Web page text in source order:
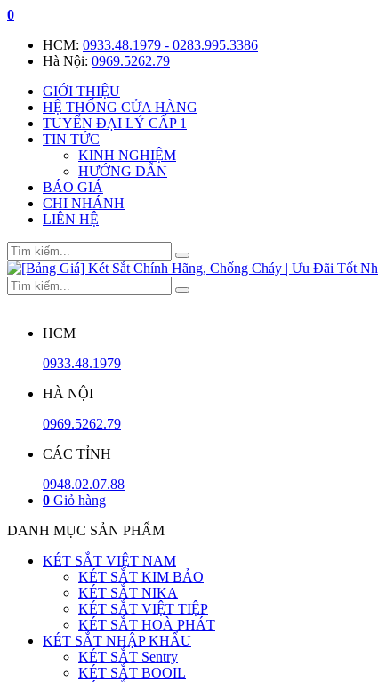
0
HCM: 0933.48.1979 - 0283.995.3386
Hà Nội: 0969.5262.79
GIỚI THIỆU
HỆ THỐNG CỬA HÀNG
TUYỂN ĐẠI LÝ CẤP 1
TIN TỨC
KINH NGHIỆM
HƯỚNG DẪN
BÁO GIÁ
CHI NHÁNH
LIÊN HỆ
HCM
0933.48.1979
HÀ NỘI
0969.5262.79
CÁC TỈNH
0948.02.07.88
0 Giỏ hàng
DANH MỤC SẢN PHẨM
KÉT SẮT VIỆT NAM
KÉT SẮT KIM BẢO
KÉT SẮT NIKA
KÉT SẮT VIỆT TIỆP
KÉT SẮT HOÀ PHÁT
KÉT SẮT NHẬP KHẨU
KÉT SẮT Sentry
KÉT SẮT BOOIL